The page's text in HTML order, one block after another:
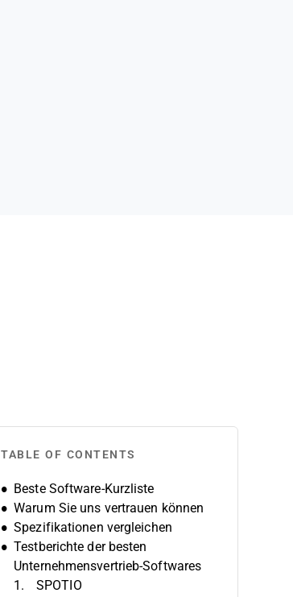
TABLE OF CONTENTS
Beste Software-Kurzliste
Warum Sie uns vertrauen können
Spezifikationen vergleichen
Testberichte der besten
Unternehmensvertrieb-Softwares
SPOTIO